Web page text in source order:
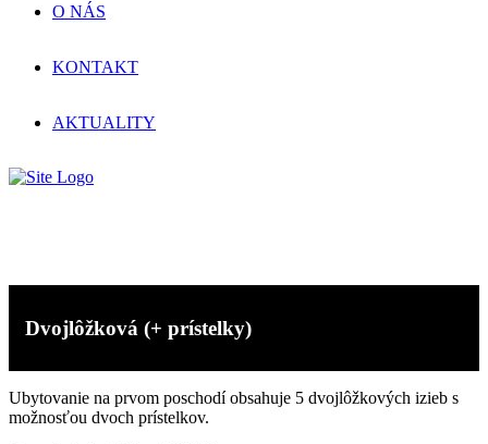
O NÁS
KONTAKT
AKTUALITY
Dvojlôžková (+ prístelky)
Ubytovanie na prvom poschodí obsahuje 5 dvojlôžkových izieb s
možnosťou dvoch prístelkov.